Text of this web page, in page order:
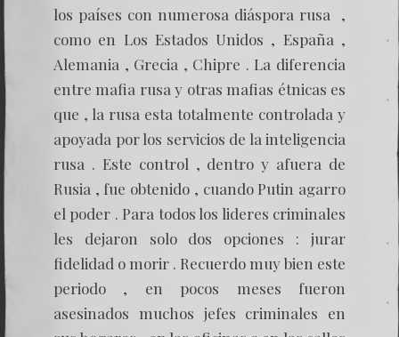
los países con numerosa diáspora rusa ,
como en Los Estados Unidos , España ,
Alemania , Grecia , Chipre . La diferencia
entre mafia rusa y otras mafias étnicas es
que , la rusa esta totalmente controlada y
apoyada por los servicios de la inteligencia
rusa . Este control , dentro y afuera de
Rusia , fue obtenido , cuando Putin agarro
el poder . Para todos los lideres criminales
les dejaron solo dos opciones : jurar
fidelidad o morir . Recuerdo muy bien este
periodo , en pocos meses fueron
asesinados muchos jefes criminales en